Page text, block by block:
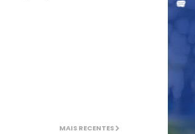
MAIS RECENTES